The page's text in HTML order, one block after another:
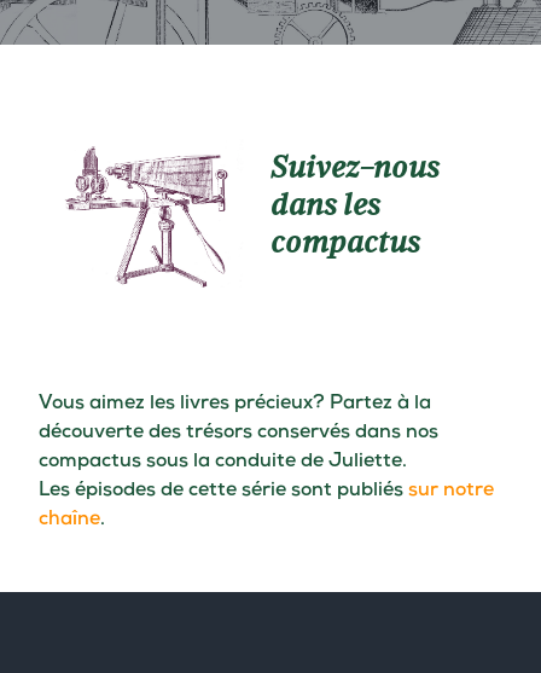
Suivez-nous
dans les
compactus
Vous aimez les livres précieux? Partez à la
découverte des trésors conservés dans nos
compactus sous la conduite de Juliette.
Les épisodes de cette série sont publiés sur notre
chaîne.